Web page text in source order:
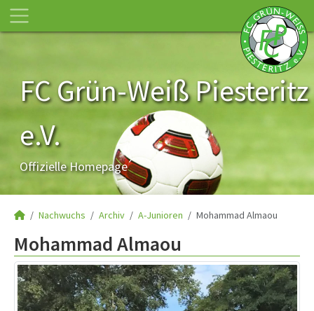
FC Grün-Weiß Piesteritz
e.V.
Offizielle Homepage
Nachwuchs Archiv A-Junioren Mohammad Almaou
Mohammad Almaou